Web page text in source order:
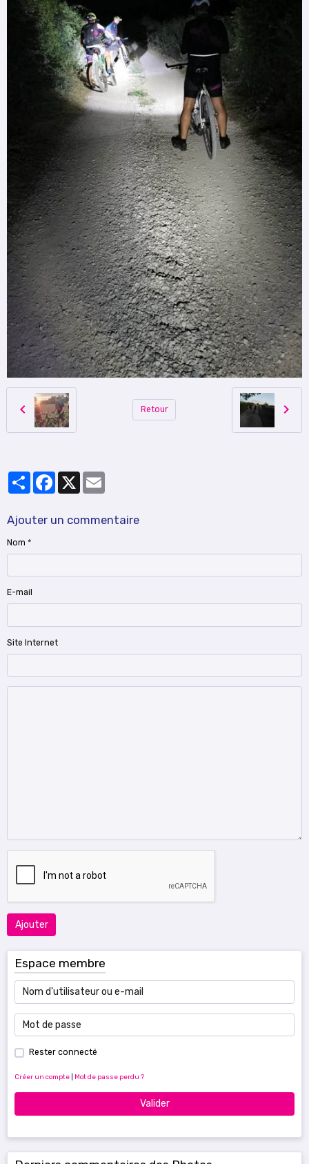
Retour
PartagerFacebook
X
Ajouter un commentaire
Nom
E-mail
Site Internet
Ajouter
Espace membre
Rester connecté
Créer un compte Mot de passe perdu ?
Valider